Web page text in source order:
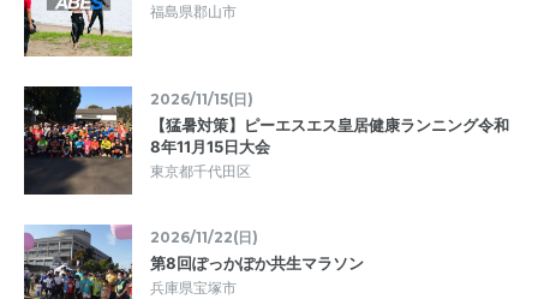
福島県郡山市
2026/11/15(日)
【猛暑対策】ピーエスエス皇居健康ランニング令和
8年11月15日大会
東京都千代田区
2026/11/22(日)
第8回ぽっかぽか共生マラソン
兵庫県宝塚市